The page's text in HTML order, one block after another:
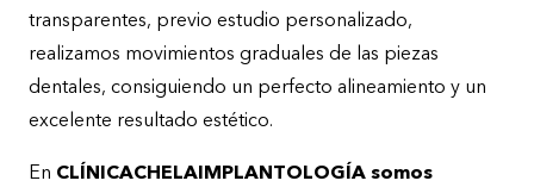
transparentes, previo estudio personalizado,
realizamos movimientos graduales de las piezas
dentales, consiguiendo un perfecto alineamiento y un
excelente resultado estético.
En CLÍNICACHELAIMPLANTOLOGÍA somos